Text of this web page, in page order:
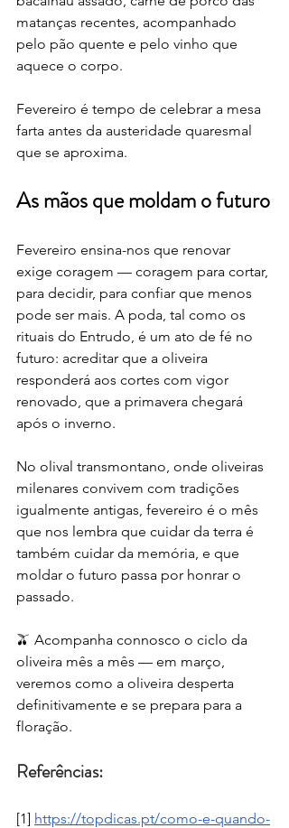
matanças recentes, acompanhado
pelo pão quente e pelo vinho que
aquece o corpo.
Fevereiro é tempo de celebrar a mesa
farta antes da austeridade quaresmal
que se aproxima.
As mãos que moldam o futuro
Fevereiro ensina-nos que renovar
exige coragem — coragem para cortar,
para decidir, para confiar que menos
pode ser mais. A poda, tal como os
rituais do Entrudo, é um ato de fé no
futuro: acreditar que a oliveira
responderá aos cortes com vigor
renovado, que a primavera chegará
após o inverno.
No olival transmontano, onde oliveiras
milenares convivem com tradições
igualmente antigas, fevereiro é o mês
que nos lembra que cuidar da terra é
também cuidar da memória, e que
moldar o futuro passa por honrar o
passado.
🫒 Acompanha connosco o ciclo da
oliveira mês a mês — em março,
veremos como a oliveira desperta
definitivamente e se prepara para a
floração.
Referências:
[1] https://topdicas.pt/como-e-quando-